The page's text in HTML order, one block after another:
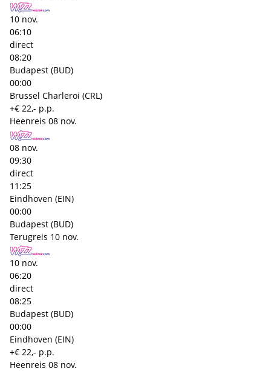
10 nov.
06:10
direct
08:20
Budapest (BUD)
00:00
Brussel Charleroi (CRL)
+€ 22,- p.p.
Heenreis 08 nov.
08 nov.
09:30
direct
11:25
Eindhoven (EIN)
00:00
Budapest (BUD)
Terugreis 10 nov.
10 nov.
06:20
direct
08:25
Budapest (BUD)
00:00
Eindhoven (EIN)
+€ 22,- p.p.
Heenreis 08 nov.